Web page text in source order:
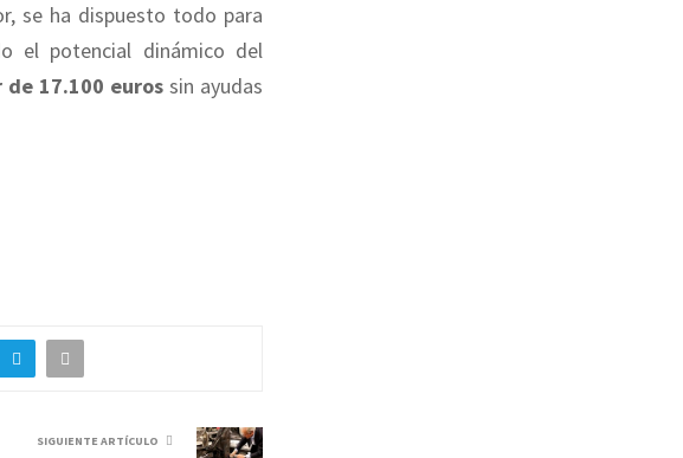
se ha dispuesto todo para
el potencial dinámico del
17.100 eurossin ayudas
SIGUIENTE ARTÍCULO